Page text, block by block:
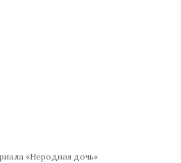
«Неродная дочь»